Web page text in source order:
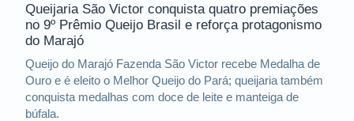
Queijaria São Victor conquista quatro premiações
no 9º Prêmio Queijo Brasil e reforça protagonismo
do Marajó
Queijo do Marajó Fazenda São Victor recebe Medalha de
Ouro e é eleito o Melhor Queijo do Pará; queijaria também
conquista medalhas com doce de leite e manteiga de
búfala.